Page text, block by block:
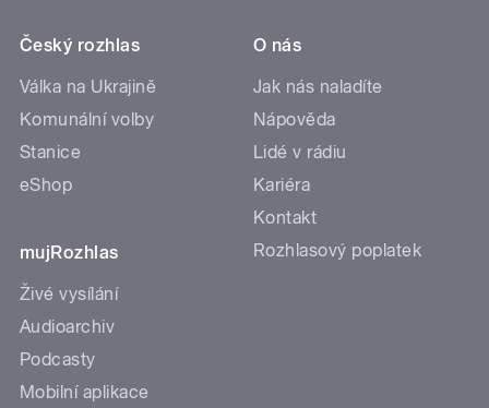
Český rozhlas
Válka na Ukrajině
Komunální volby
Stanice
eShop
mujRozhlas
Živé vysílání
Audioarchiv
Podcasty
Mobilní aplikace
O nás
Jak nás naladíte
Nápověda
Lidé v rádiu
Kariéra
Kontakt
Rozhlasový poplatek